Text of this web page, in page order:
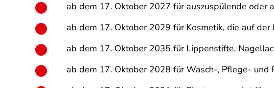
ab dem 17. Oktober 2027 für auszuspülende oder
ab dem 17. Oktober 2029 für Kosmetik, die auf
ab dem 17. Oktober 2035 für Lippenstifte,
ab dem 17. Oktober 2028 für Wasch-, Pflege- und